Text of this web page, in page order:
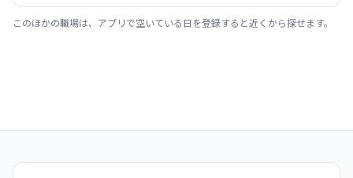
このほかの職場は、アプリで空いている日を登録すると近くから探せます。